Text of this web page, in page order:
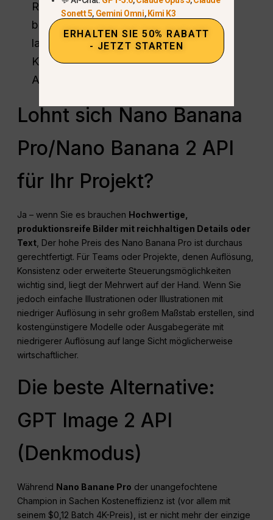
Richten Sie Budgetwarnungen ein und
behalten Sie Ihre Preisgrenzen im Auge;
lassen Sie sich nicht von einer außer
Kontrolle geratenen Nutzung bei Ihrer
Abrechnung überraschen.
Lohnt sich Nano Banana
Pro/Nano Banana 2 API
für Ihr Projekt?
Ja – wenn Sie es brauchen Hochwertige,
produktionsreife Bilder mit reichhaltigen Details oder
Text , Der hohe Preis des Nano Banana Pro ist durchaus
gerechtfertigt. Für Teams oder Projekte, denen Auflösung,
Konsistenz oder erweiterte Steuerungsmöglichkeiten
wichtig sind, liegt der Mehrwert auf der Hand. Wenn Sie
jedoch einfache Illustrationen oder Illustrationen mit
niedriger Auflösung in sehr großem Maßstab erstellen, sind
kostengünstigere Modelle oder Ausgabegeräte mit
niedrigerer Auflösung auf lange Sicht möglicherweise
wirtschaftlicher.
Die beste Alternative:
GPT Image 2 API
(Denkmodus)
Während Nano Banane Pro der unangefochtene
Champion in Sachen Kosteneffizienz ist (vor allem mit
seinem $0,12 Batch 4K-Preis), ist er nicht mehr der einzige
Sonett 5, Gemini Omni,Kimi K3
ERHALTEN SIE 50% RABATT
- JETZT STARTEN